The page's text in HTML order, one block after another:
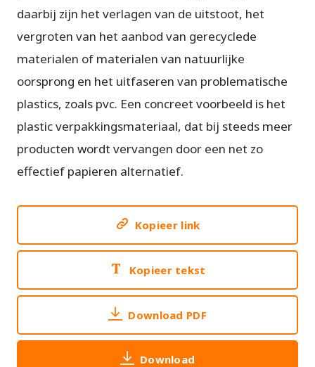
daarbij zijn het verlagen van de uitstoot, het
vergroten van het aanbod van gerecyclede
materialen of materialen van natuurlijke
oorsprong en het uitfaseren van problematische
plastics, zoals pvc. Een concreet voorbeeld is het
plastic verpakkingsmateriaal, dat bij steeds meer
producten wordt vervangen door een net zo
effectief papieren alternatief.
Kopieer link
Kopieer tekst
Download PDF
Download